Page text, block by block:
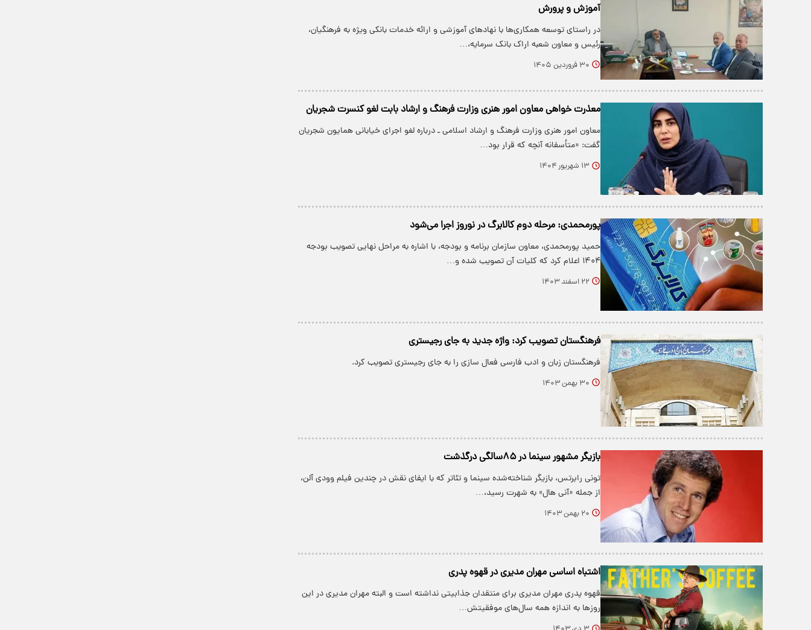
آموزش و پرورش
در راستای توسعه همکاری‌ها با نهادهای آموزشی و ارائه خدمات بانکی ویژه به فرهنگیان،
رئیس و معاون شعبه اراک بانک سرمایه،…
۳۰ فروردین ۱۴۰۵
معذرت خواهی معاون امور هنری وزارت فرهنگ و ارشاد بابت لغو کنسرت شجریان
معاون امور هنری وزارت فرهنگ و ارشاد اسلامی ـ درباره لغو اجرای خیابانی همایون شجریان
گفت: «متأسفانه آنچه که قرار بود…
۱۳ شهریور ۱۴۰۴
پورمحمدی: مرحله دوم کالابرگ در نوروز اجرا می‌شود
حمید پورمحمدی، معاون سازمان برنامه و بودجه، با اشاره به مراحل نهایی تصویب بودجه
۱۴۰۴ اعلام کرد که کلیات آن تصویب شده و…
۲۲ اسفند ۱۴۰۳
فرهنگستان تصویب کرد: واژه جدید به جای رجیستری
فرهنگستان زبان و ادب فارسی فعال سازی را به جای رجیستری تصویب کرد.
۳۰ بهمن ۱۴۰۳
بازیگر مشهور سینما در ۸۵سالگی درگذشت
تونی رابرتس، بازیگر شناخته‌شده سینما و تئاتر که با ایفای نقش در چندین فیلم وودی آلن،
از جمله «آنی هال» به شهرت رسید،…
۲۰ بهمن ۱۴۰۳
اشتباه اساسی مهران مدیری در قهوه پدری
قهوه پدری مهران مدیری برای منتقدان جذابیتی نداشته است و البته مهران مدیری در این
روزها به اندازه همه سال‌های موفقیتش…